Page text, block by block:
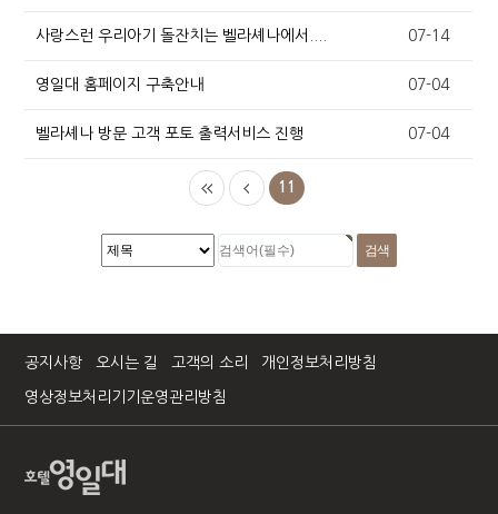
사랑스런 우리아기 돌잔치는 벨라셰나에서.... 07-14
영일대 홈페이지 구축안내 07-04
벨라셰나 방문 고객 포토 출력서비스 진행 07-04
11
공지사항 오시는 길 고객의 소리 개인정보처리방침
영상정보처리기기운영관리방침